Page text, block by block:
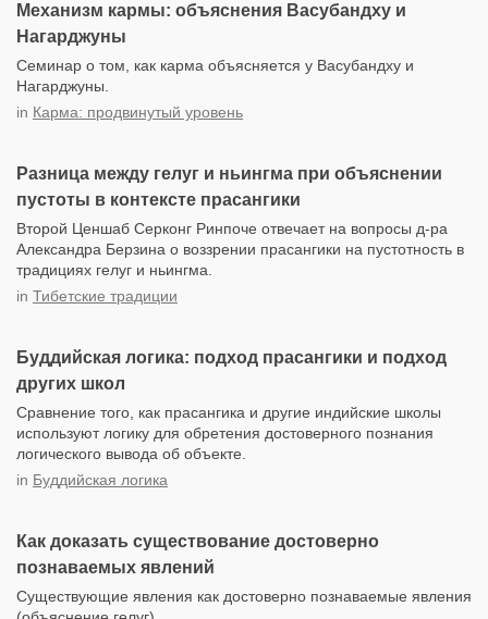
Механизм кармы: объяснения Васубандху и
Нагарджуны
Семинар о том, как карма объясняется у Васубандху и
Нагарджуны.
in Карма: продвинутый уровень
Разница между гелуг и ньингма при объяснении
пустоты в контексте прасангики
Второй Ценшаб Серконг Ринпоче отвечает на вопросы д-ра
Александра Берзина о воззрении прасангики на пустотность в
традициях гелуг и ньингма.
in Тибетские традиции
Буддийская логика: подход прасангики и подход
других школ
Сравнение того, как прасангика и другие индийские школы
используют логику для обретения достоверного познания
логического вывода об объекте.
in Буддийская логика
Как доказать существование достоверно
познаваемых явлений
Существующие явления как достоверно познаваемые явления